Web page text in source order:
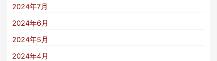
2024年7月
2024年6月
2024年5月
2024年4月